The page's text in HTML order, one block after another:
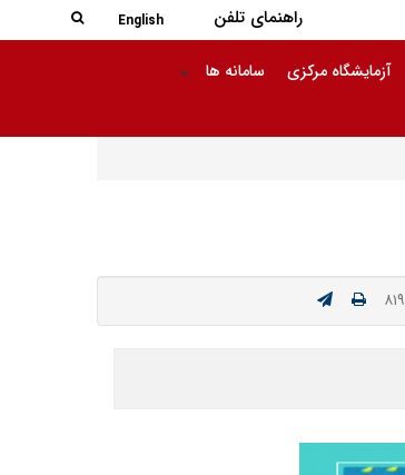
راهنمای تلفن جستجو English
آزمایشگاه مرکزی سامانه ها